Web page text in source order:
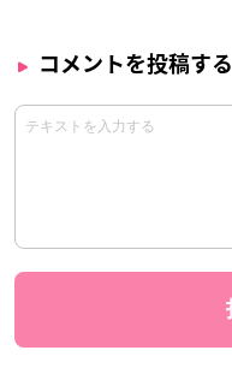
コメントを投稿する